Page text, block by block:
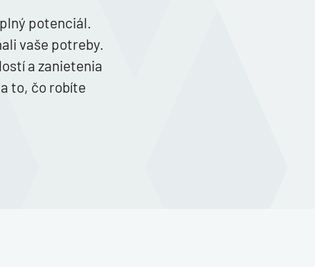
potenciál.
vaše potreby.
a zanietenia
to, čo robíte